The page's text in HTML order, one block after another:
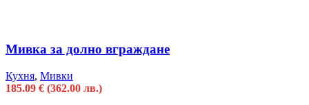
Мивка за долно вграждане
Кухня, Мивки
185.09 € (362.00 лв.)